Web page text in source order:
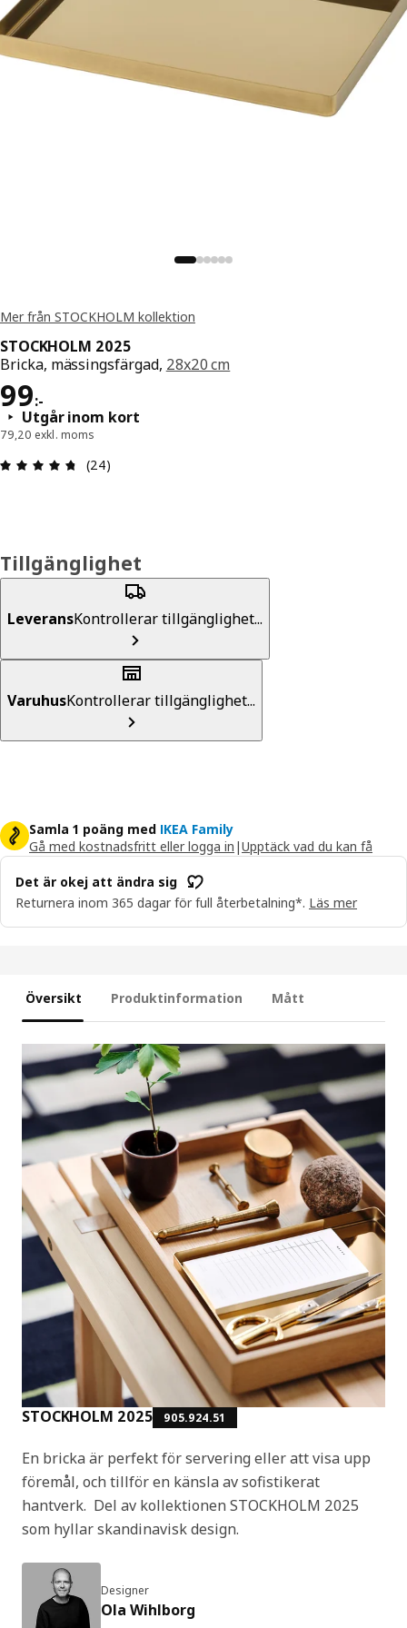
Mer från STOCKHOLM kollektion
STOCKHOLM 2025
Bricka, mässingsfärgad, 28x20 cm
99:-
Pris 99:-
Utgår inom kort
79,20 exkl. moms
Recension: 4.7 utav 5 stjärnor. Totalt antal
(24)
Tillgänglighet
LeveransKontrollerar tillgänglighet...
VaruhusKontrollerar tillgänglighet...
Samla 1 poäng med IKEA Family
Gå med kostnadsfritt eller logga in |Upptäck vad du kan få
Det är okej att ändra sig
Returnera inom 365 dagar för full återbetalning*. Läs mer
Översikt Produktinformation Mått
STOCKHOLM 2025 905.924.51
En bricka är perfekt för servering eller att visa upp
föremål, och tillför en känsla av sofistikerat
hantverk. Del av kollektionen STOCKHOLM 2025
som hyllar skandinavisk design.
Designer
Ola Wihlborg